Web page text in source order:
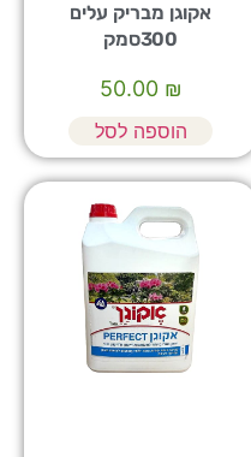
אקוגן מבריק עלים
300סמק
₪
50.00
הוספה לסל